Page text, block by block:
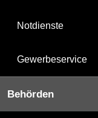
Notdienste
Gewerbeservice
Behörden